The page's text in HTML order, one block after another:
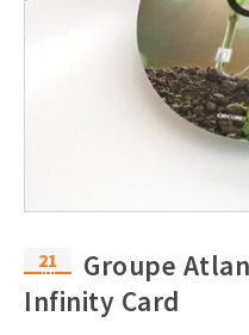
21
jul
Groupe
Infinity Card